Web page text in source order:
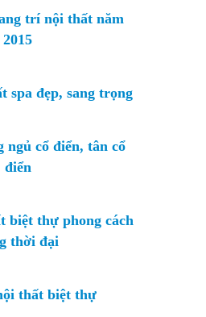
trí nội thất năm
2015
spa đẹp, sang trọng
ngủ cổ điển, tân cổ
điển
biệt thự phong cách
thời đại
thất biệt thự